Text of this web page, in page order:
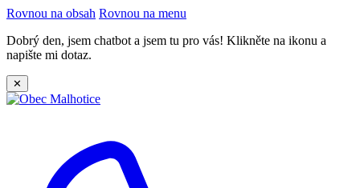
Rovnou na obsah Rovnou na menu
Dobrý den, jsem chatbot a jsem tu pro vás! Klikněte na ikonu a
napište mi dotaz.
✕